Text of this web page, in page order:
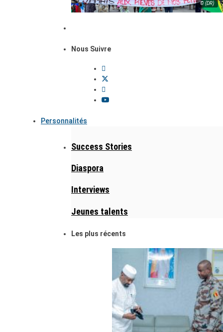
© (DR)
Nous Suivre
Personnalités
Success Stories
Diaspora
Interviews
Jeunes talents
Les plus récents